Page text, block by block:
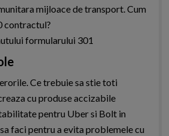
mijloace de transport. Cum
contractul?
formularului 301
Ce trebuie sa stie toti
cu produse accizabile
pentru Uber si Bolt in
faci pentru a evita problemele cu